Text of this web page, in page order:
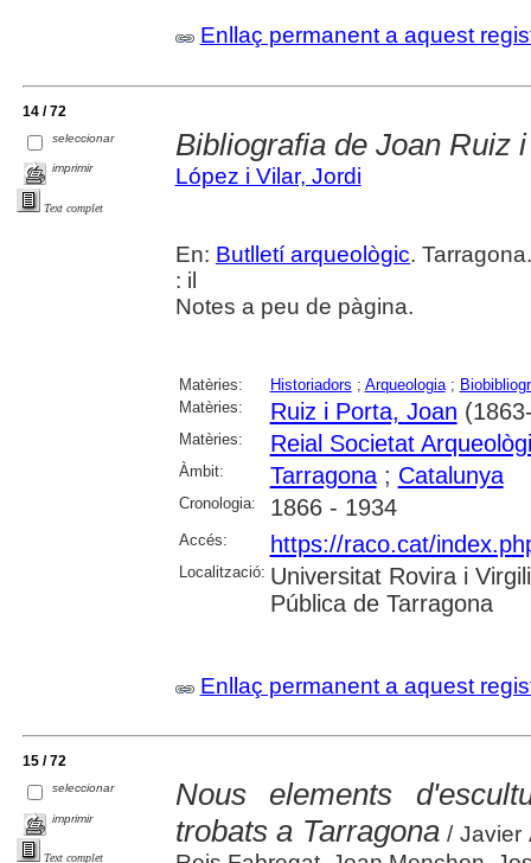
Enllaç permanent a aquest
14 / 72
seleccionar
imprimir
Text complet
Bibliografia de Joan Ruiz
López i Vilar, Jordi
En: Butlletí arqueològic.
: il
Notes a peu de pàgina.
Matèries: Historiadors ; Arqueologia;
Matèries:
Ruiz i Porta, Joan
Matèries: Reial Societat
Àmbit: Tarragona; Catalunya
Cronologia: 1866 - 1934
Accés: https://raco.cat/
Localització: Universitat Rovira i
Pública de Tarragona
Enllaç permanent a aquest
15 / 72
seleccionar
imprimir
Text complet
Nous elements
trobats a Tarragona / Javier